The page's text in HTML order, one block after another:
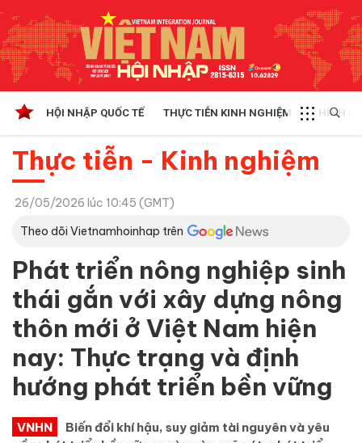
HỘI NHẬP QUỐC TẾ THỰC TIỄN KINH NGHIỆM CHÍNH
Thực tiễn - Kinh nghiệm
26/05/2026 lúc 10:45 (GMT)
Theo dõi Vietnamhoinhap trên
Phát triển nông nghiệp sinh
thái gắn với xây dựng nông
thôn mới ở Việt Nam hiện
nay: Thực trạng và định
hướng phát triển bền vững
VNHN
Biến đổi khí hậu, suy giảm tài nguyên và yêu